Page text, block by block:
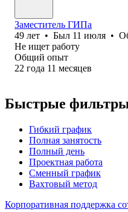
Заместитель ГИПа
49 лет • Был 11 июля •
Не ищет работу
Общий опыт
22 года 11 месяцев
Быстрые фильтры
Гибкий график
Полная занятость
Полный день
Проектная работа
Сменный график
Вахтовый метод
Корпоративная поддержка